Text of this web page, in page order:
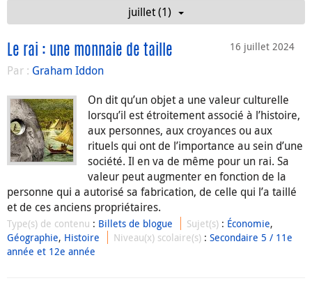
juillet (1)
16 juillet 2024
Le rai : une monnaie de taille
Par : Graham Iddon
On dit qu’un objet a une valeur culturelle
lorsqu’il est étroitement associé à l’histoire,
aux personnes, aux croyances ou aux
rituels qui ont de l’importance au sein d’une
société. Il en va de même pour un rai. Sa
valeur peut augmenter en fonction de la
personne qui a autorisé sa fabrication, de celle qui l’a taillé
et de ces anciens propriétaires.
Type(s) de contenu : Billets de blogue Sujet(s) : Économie,
Géographie, Histoire Niveau(x) scolaire(s) :Secondaire 5 / 11e
année et 12e année